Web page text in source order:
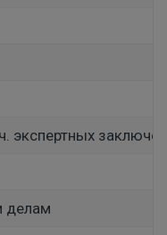
экспертных
делам